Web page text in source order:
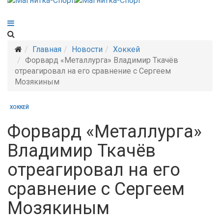
Главная Новости
Хоккей
Форвард «Металлурга» Владимир Ткачёв
отреагировал на его сравнение с Сергеем
Мозякиным
ХОККЕЙ
Форвард «Металлурга»
Владимир Ткачёв
отреагировал на его
сравнение с Сергеем
Мозякиным